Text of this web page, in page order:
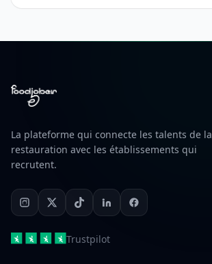
La plateforme qui connecte les talents de la
restauration avec les établissements qui
recrutent.
Trustpilot